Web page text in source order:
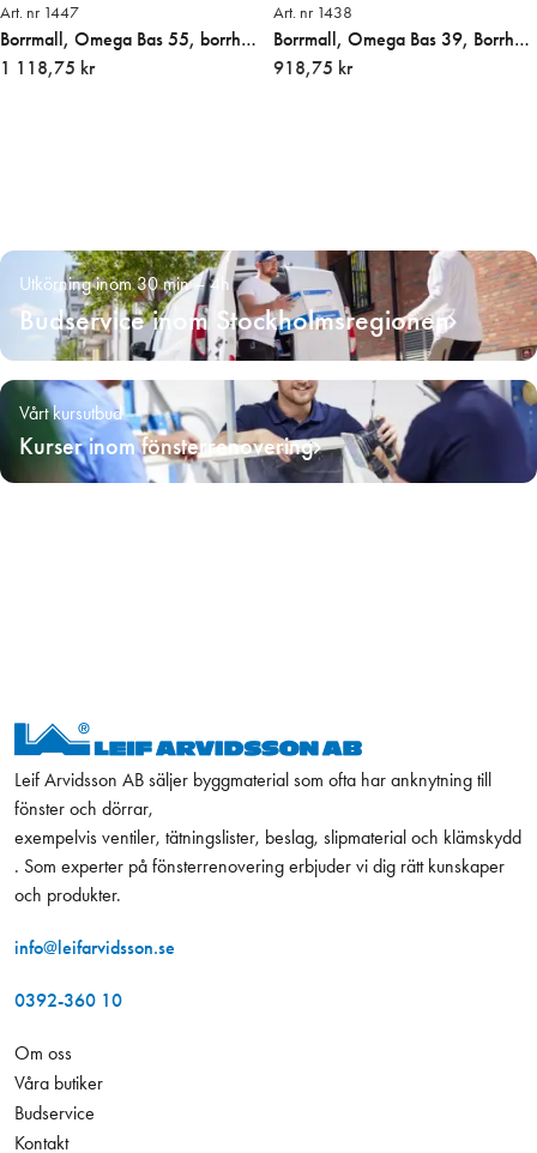
Art. nr 1447
Borrmall, Omega Bas 55, borrhål
10 mm
1 118,75 kr
Art. nr 1438
Borrmall, Omega Bas 39, Borrhål
10 mm
918,75 kr
Utkörning inom 30 min – 4h
Budservice inom Stockholmsregionen
Vårt kursutbud
Kurser inom fönsterrenovering
Leif Arvidsson AB säljer byggmaterial som ofta har anknytning till
fönster och dörrar,
exempelvis ventiler, tätningslister, beslag, slipmaterial och klämskydd
. Som experter på fönsterrenovering erbjuder vi dig rätt kunskaper
och produkter.
info@leifarvidsson.se
0392-360 10
Om oss
Våra butiker
Budservice
Kontakt